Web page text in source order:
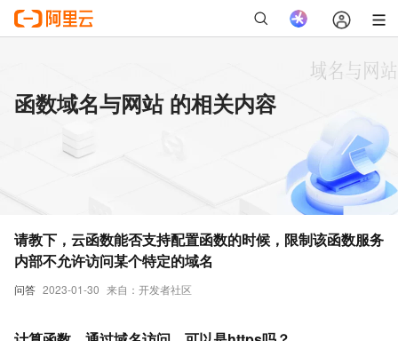
函数域名与网站 的相关内容
问答 2023-01-30 来自：开发者社区
请教下，云函数能否支持配置函数的时候，限制该函数服务
内部不允许访问某个特定的域名